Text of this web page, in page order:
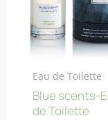
Eau de Toilette
Blue scents-
de Toilette